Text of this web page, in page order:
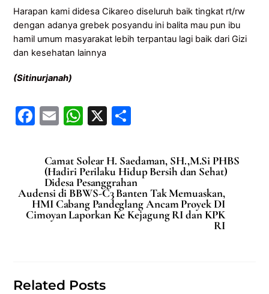
Harapan kami didesa Cikareo diseluruh baik tingkat rt/rw
dengan adanya grebek posyandu ini balita mau pun ibu
hamil umum masyarakat lebih terpantau lagi baik dari Gizi
dan kesehatan lainnya
(Sitinurjanah)
F
c
e
b
o
E
ai
l
W
at
s
A
p
X
ar
e
Camat Solear H. Saedaman, SH.,M.Si PHBS
(Hadiri Perilaku Hidup Bersih dan Sehat)
Didesa Pesanggrahan
Audensi di BBWS-C3 Banten Tak Memuaskan,
HMI Cabang Pandeglang Ancam Proyek DI
Cimoyan Laporkan Ke Kejagung RI dan KPK
RI
Related Posts